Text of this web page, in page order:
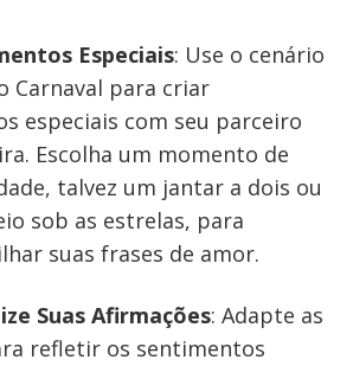
Especiais: Use o cenário
Carnaval para criar
especiais com seu parceiro
Escolha um momento de
talvez um jantar a dois ou
sob as estrelas, para
suas frases de amor.
Suas Afirmações: Adapte as
refletir os sentimentos